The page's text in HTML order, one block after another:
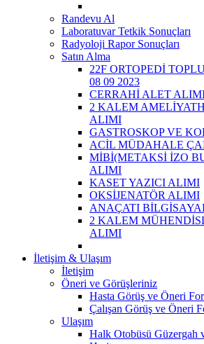
Randevu Al
Laboratuvar Tetkik Sonuçları
Radyoloji Rapor Sonuçları
Satın Alma
22F ORTOPEDİ
08 09 2023
CERRAHİ ALET
2 KALEM
ALIMI
GASTROSKOP VE
ACİL MÜDAHALE
MİBİ(METAKSİ İZO
ALIMI
KASET YAZICI ALIMI
OKSİJENATÖR ALIMI
ANAÇATI
2 KALEM
ALIMI
İletişim & Ulaşım
İletişim
Öneri ve Görüşleriniz
Hasta Görüş ve Öneri
Çalışan Görüş ve Öneri
Ulaşım
Halk Otobüsü Güzergah